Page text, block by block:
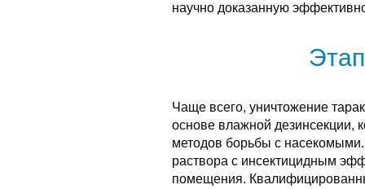
научно доказанную
Чаще всего, уничтожение
основе влажной дезинсекции,
методов борьбы с
раствора с инсектицидным
помещения.